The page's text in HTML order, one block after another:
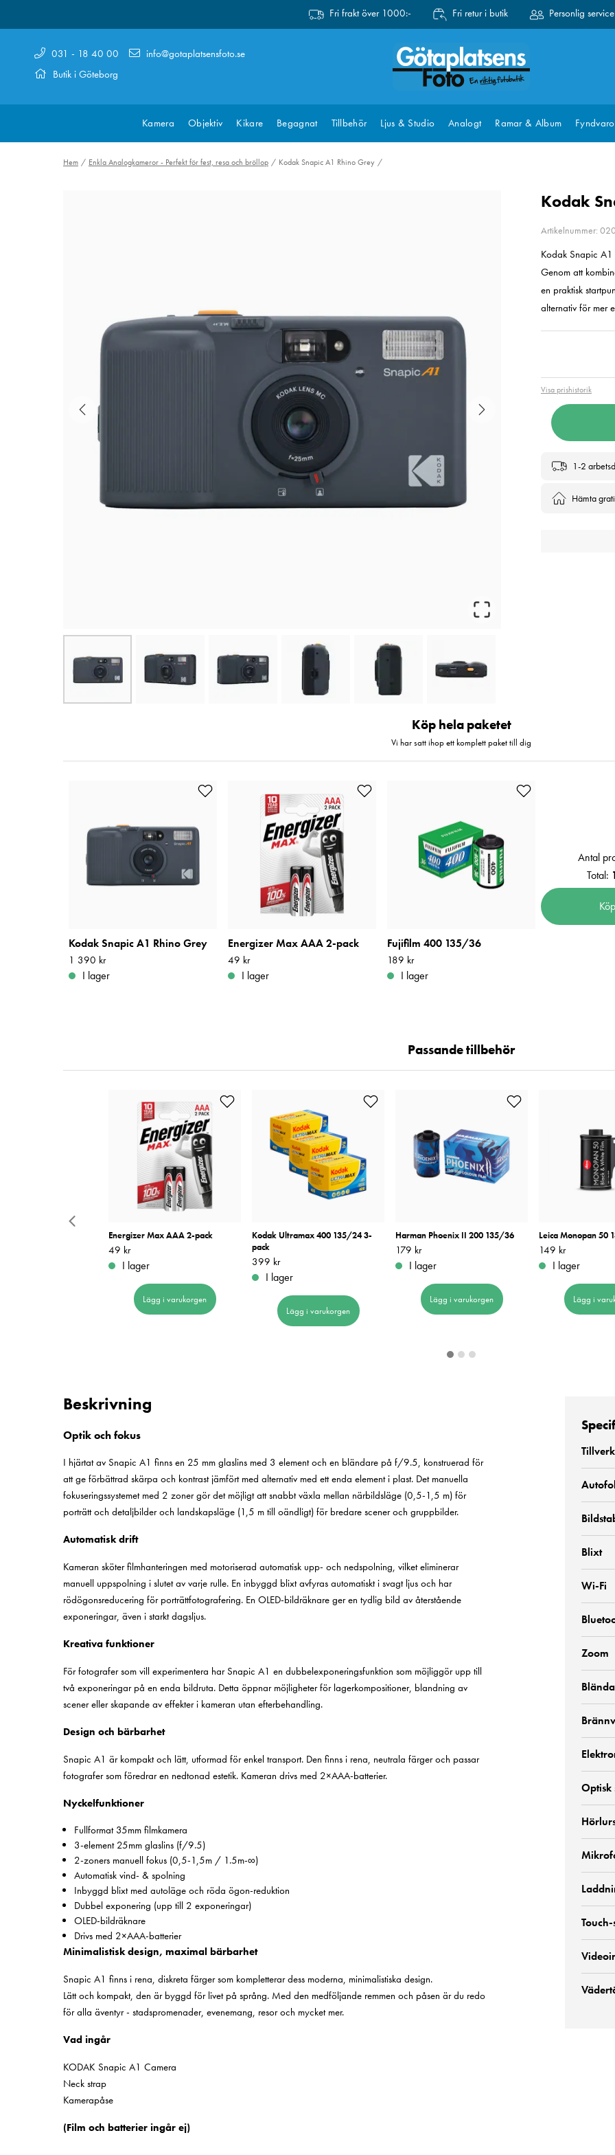
Fri frakt över 1000:- Fri retur i butik Personlig service
031 - 18 40 00
Butik i Göteborg
info@gotaplatsensfoto.se
Kamera Objektiv Kikare Begagnat Tillbehör Ljus & Studio Analogt Ramar & Album
Hem Enkla Analogkameror - Perfekt för fest, resa och bröllop Kodak Snapic A1 Rhino Grey
Kodak
Artikelnummer:
Kodak Snapic
Genom att
en praktisk
alternativ för mer
Visa prishistorik
1-2
Hämta
Köp hela paketet
Vi har satt ihop ett komplett paket till dig
Kodak Snapic A1 Rhino Grey
Pris:1 390 kr
1 390 kr
I lager
Energizer Max AAA 2-pack
Pris :49 kr
49 kr
I lager
Fujifilm 400 135/36
Pris: 189 kr
189 kr
I lager
Antal
Total:
Passande tillbehör
Energizer Max AAA 2-pack
Pris :49 kr
49 kr
I lager
Lägg i varukorgen
Kodak Ultramax 400 135/24 3-
pack
Pris: 399 kr
399 kr
I lager
Lägg i varukorgen
Harman Phoenix II 200 135/36
Pris: 179 kr
179 kr
I lager
Lägg i varukorgen
Leica Monopan 50
Pris: 149 kr
149 kr
I lager
Lägg i
Beskrivning
Optik och fokus
I hjärtat av Snapic A1 finns en 25 mm glaslins med 3 element och en bländare på f/9.5, konstruerad för
att ge förbättrad skärpa och kontrast jämfört med alternativ med ett enda element i plast. Det manuella
fokuseringssystemet med 2 zoner gör det möjligt att snabbt växla mellan närbildsläge (0,5-1,5 m) för
porträtt och detaljbilder och landskapsläge (1,5 m till oändligt) för bredare scener och gruppbilder.
Automatisk drift
Kameran sköter filmhanteringen med motoriserad automatisk upp- och nedspolning, vilket eliminerar
manuell uppspolning i slutet av varje rulle. En inbyggd blixt avfyras automatiskt i svagt ljus och har
rödögonsreducering för porträttfotografering. En OLED-bildräknare ger en tydlig bild av återstående
exponeringar, även i starkt dagsljus.
Kreativa funktioner
För fotografer som vill experimentera har Snapic A1 en dubbelexponeringsfunktion som möjliggör upp till
två exponeringar på en enda bildruta. Detta öppnar möjligheter för lagerkompositioner, blandning av
scener eller skapande av effekter i kameran utan efterbehandling.
Design och bärbarhet
Snapic A1 är kompakt och lätt, utformad för enkel transport. Den finns i rena, neutrala färger och passar
fotografer som föredrar en nedtonad estetik. Kameran drivs med 2×AAA-batterier.
Nyckelfunktioner
Fullformat 35mm filmkamera
3-element 25mm glaslins (f/9.5)
2-zoners manuell fokus (0,5-1,5m / 1.5m-∞)
Automatisk vind- & spolning
Inbyggd blixt med autoläge och röda ögon-reduktion
Dubbel exponering (upp till 2 exponeringar)
OLED-bildräknare
Drivs med 2×AAA-batterier
Minimalistisk design, maximal bärbarhet
Snapic A1 finns i rena, diskreta färger som kompletterar dess moderna, minimalistiska design.
Lätt och kompakt, den är byggd för livet på språng. Med den medföljande remmen och påsen är du redo
för alla äventyr - stadspromenader, evenemang, resor och mycket mer.
Vad ingår
KODAK Snapic A1 Camera
Neck strap
Kamerapåse
(Film och batterier ingår ej)
Blixt
Wi-Fi
Zoom
Optisk